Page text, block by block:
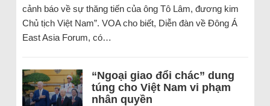
cảnh báo về sự thăng tiến của ông Tô Lâm, đương kim
Chủ tịch Việt Nam”. VOA cho biết, Diễn đàn về Đông Á
East Asia Forum, có…
“Ngoại giao đổi chác” dung
túng cho Việt Nam vi phạm
nhân quyền